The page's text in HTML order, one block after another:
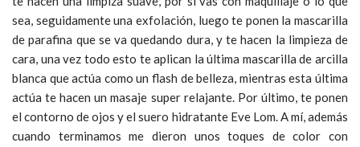
sea, seguidamente una exfolación, luego te ponen la mascarilla
de parafina que se va quedando dura, y te hacen la limpieza de
cara, una vez todo esto te aplican la última mascarilla de arcilla
blanca que actúa como un flash de belleza, mientras esta última
actúa te hacen un masaje super relajante. Por último, te ponen
el contorno de ojos y el suero hidratante Eve Lom. A mí, además
cuando terminamos me dieron unos toques de color con